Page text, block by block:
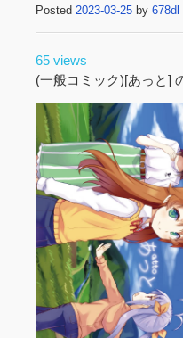
Posted 2023-03-25 by 678dl
65 views
(一般コミック)[あっと]